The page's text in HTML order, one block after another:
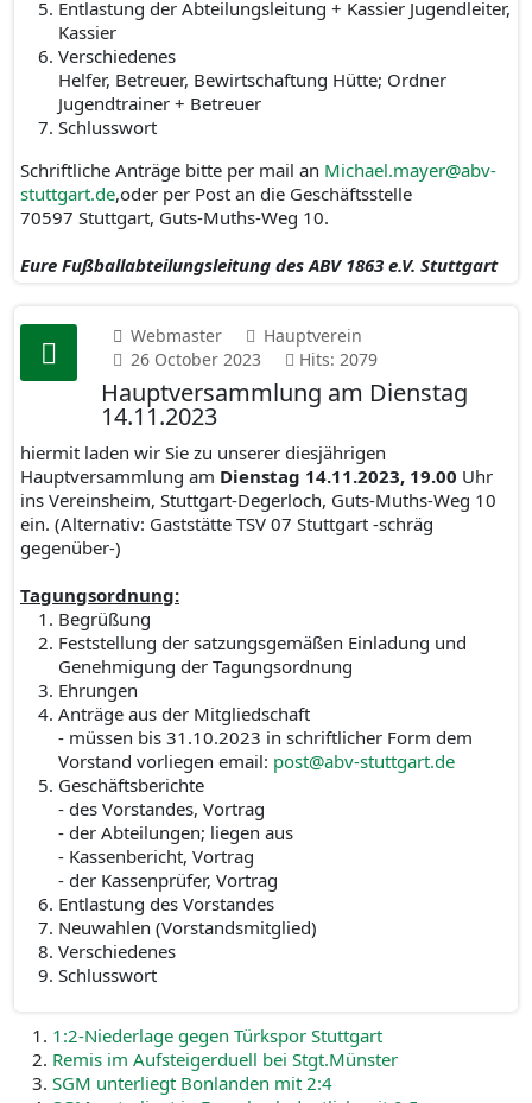
Entlastung der Abteilungsleitung + Kassier Jugendleiter,
Kassier
Verschiedenes
Helfer, Betreuer, Bewirtschaftung Hütte; Ordner
Jugendtrainer + Betreuer
Schlusswort
Schriftliche Anträge bitte per mail an Michael.mayer@abv-
stuttgart.de,oder per Post an die Geschäftsstelle
70597 Stuttgart, Guts-Muths-Weg 10.
Eure Fußballabteilungsleitung des ABV 1863 e.V. Stuttgart
Webmaster
Hauptverein
26 October 2023
Hits: 2079
Hauptversammlung am Dienstag
14.11.2023
hiermit laden wir Sie zu unserer diesjährigen
Hauptversammlung am Dienstag 14.11.2023, 19.00 Uhr
ins Vereinsheim, Stuttgart-Degerloch, Guts-Muths-Weg 10
ein. (Alternativ: Gaststätte TSV 07 Stuttgart -schräg
gegenüber-)
Tagungsordnung:
Begrüßung
Feststellung der satzungsgemäßen Einladung und
Genehmigung der Tagungsordnung
Ehrungen
Anträge aus der Mitgliedschaft
- müssen bis 31.10.2023 in schriftlicher Form dem
Vorstand vorliegen email: post@abv-stuttgart.de
Geschäftsberichte
- des Vorstandes, Vortrag
- der Abteilungen; liegen aus
- Kassenbericht, Vortrag
- der Kassenprüfer, Vortrag
Entlastung des Vorstandes
Neuwahlen (Vorstandsmitglied)
Verschiedenes
Schlusswort
1:2-Niederlage gegen Türkspor Stuttgart
Remis im Aufsteigerduell bei Stgt.Münster
SGM unterliegt Bonlanden mit 2:4